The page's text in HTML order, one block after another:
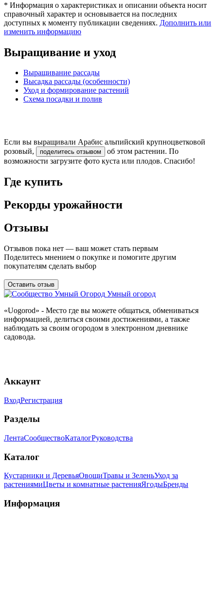
* Информация о характеристиках и описании объекта носит
справочный характер и основывается на последних
доступных к моменту публикации сведениях. Дополнить или
изменить информацию
Выращивание и уход
Выращивание рассады
Высадка рассады (особенности)
Уход и формирование растений
Схема посадки и полив
Если вы выращивали Арабис альпийский крупноцветковой
розовый,
поделитесь отзывом
об этом растении. По
возможности загрузите фото куста или плодов. Спасибо!
Где купить
Рекорды урожайности
Отзывы
Отзывов пока нет — ваш может стать первым
Поделитесь мнением о покупке и помогите другим
покупателям сделать выбор
Оставить отзыв
Умный огород
«Uogorod» - Место где вы можете общаться, обмениваться
информацией, делиться своими достижениями, а также
наблюдать за своим огородом в электронном дневнике
садовода.
Аккаунт
ВходРегистрация
Разделы
ЛентаСообществоКаталогРуководства
Каталог
Кустарники и ДеревьяОвощиТравы и ЗеленьУход за
растениямиЦветы и комнатные растенияЯгодыБренды
Информация